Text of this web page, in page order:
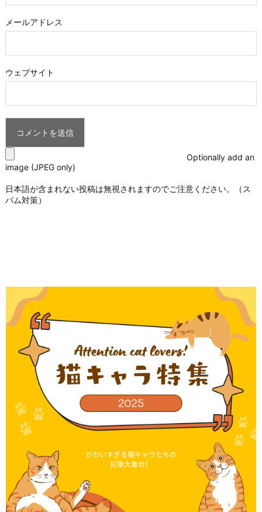
メールアドレス
ウェブサイト
Optionally add an
image (JPEG only)
日本語が含まれない投稿は無視されますのでご注意ください。（ス
パム対策）